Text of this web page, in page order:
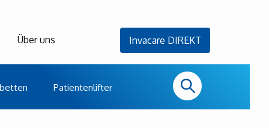
Patientenlifter
Über uns Invacare DIREKT